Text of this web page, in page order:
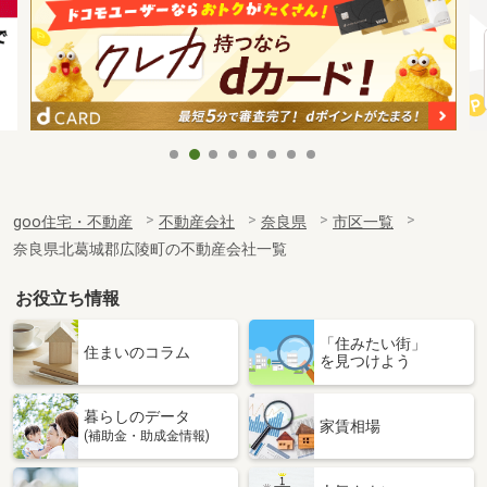
goo住宅・不動産 不動産会社 奈良県
市区一覧
奈良県北葛城郡広陵町の不動産会社一覧
お役立ち情報
住まいのコラム
「住みたい街」
を見つけよう
暮らしのデータ
(補助金・助成金情報)
家賃相場